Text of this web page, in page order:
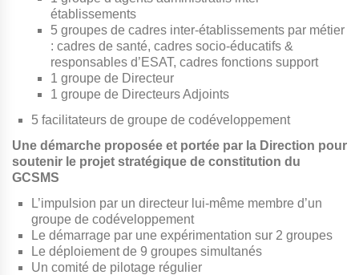
établissements
5 groupes de cadres inter-établissements par métier
: cadres de santé, cadres socio-éducatifs &
responsables d’ESAT, cadres fonctions support
1 groupe de Directeur
1 groupe de Directeurs Adjoints
5 facilitateurs de groupe de codéveloppement
Une démarche proposée et portée par la Direction pour
soutenir le projet stratégique de constitution du
GCSMS
L’impulsion par un directeur lui-même membre d’un
groupe de codéveloppement
Le démarrage par une expérimentation sur 2 groupes
Le déploiement de 9 groupes simultanés
Un comité de pilotage régulier